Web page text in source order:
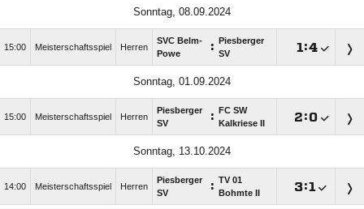
Sonntag, 08.09.2024
15:00 Meisterschaftsspiel Herren
SVC Belm-
Powe
:
Piesberger
SV
:
Sonntag, 01.09.2024
15:00 Meisterschaftsspiel Herren
Piesberger
SV
:
FC SW
Kalkriese II
:
Sonntag, 13.10.2024
14:00 Meisterschaftsspiel Herren
Piesberger
SV
: TV 01
Bohmte II
: